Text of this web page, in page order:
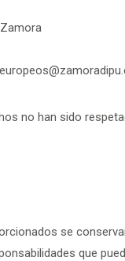
no han sido
se
que